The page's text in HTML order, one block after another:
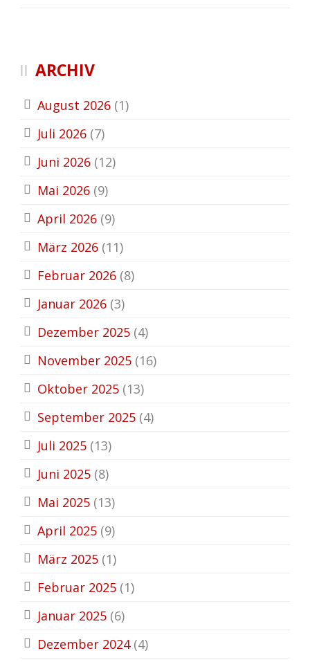
ARCHIV
August 2026 (1)
Juli 2026 (7)
Juni 2026 (12)
Mai 2026 (9)
April 2026 (9)
März 2026 (11)
Februar 2026 (8)
Januar 2026 (3)
Dezember 2025 (4)
November 2025 (16)
Oktober 2025 (13)
September 2025 (4)
Juli 2025 (13)
Juni 2025 (8)
Mai 2025 (13)
April 2025 (9)
März 2025 (1)
Februar 2025 (1)
Januar 2025 (6)
Dezember 2024(4)